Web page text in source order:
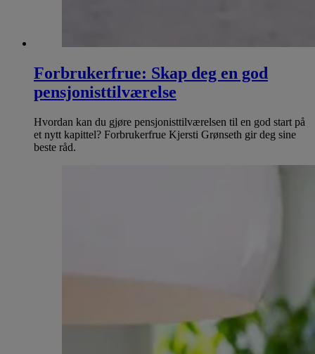
Forbrukerfrue: Skap deg en god
pensjonisttilværelse
Hvordan kan du gjøre pensjonisttilværelsen til en god start på
et nytt kapittel? Forbrukerfrue Kjersti Grønseth gir deg sine
beste råd.